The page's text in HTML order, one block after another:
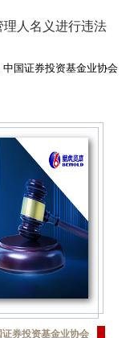
人名义进行违法
国证券投资基金业协会
证券投资基金业协会